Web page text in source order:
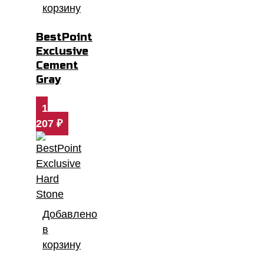
корзину
BestPoint
Exclusive
Cement
Gray
1
207 ₽
Добавлено
в
корзину